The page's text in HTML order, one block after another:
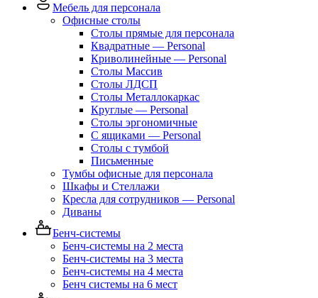
Мебель для персонала
Офисные столы
Столы прямые для персонала
Квадратные — Personal
Криволинейные — Personal
Столы Массив
Столы ЛДСП
Столы Металлокаркас
Круглые — Personal
Столы эргономичные
С ящиками — Personal
Столы с тумбой
Письменные
Тумбы офисные для персонала
Шкафы и Стеллажи
Кресла для сотрудников — Personal
Диваны
Бенч-системы
Бенч-системы на 2 места
Бенч-системы на 3 места
Бенч-системы на 4 места
Бенч системы на 6 мест